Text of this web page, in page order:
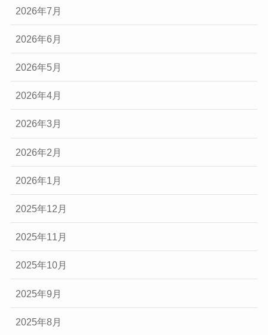
2026年7月
2026年6月
2026年5月
2026年4月
2026年3月
2026年2月
2026年1月
2025年12月
2025年11月
2025年10月
2025年9月
2025年8月